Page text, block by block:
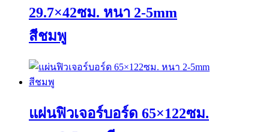
may
be
chosen
the
product
page
29.7×42ซม. หนา 2-5mm
สีชมพู
This
product
has
variants.
The
แผ่นฟิวเจอร์บอร์ด 65×122ซม.